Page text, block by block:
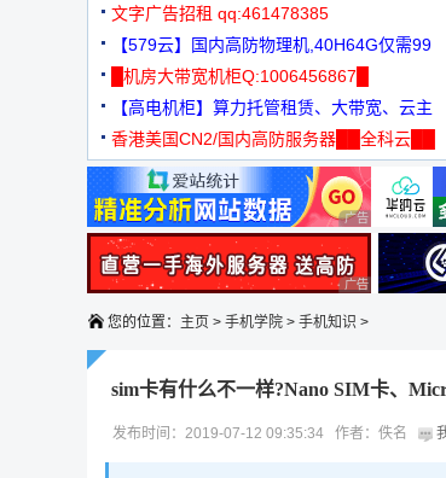
文字广告招租 qq:461478385
【579云】国内高防物理机,40H64G仅需99
元
█机房大带宽机柜Q:1006456867█
【高电机柜】算力托管租赁、大带宽、云主
机
香港美国CN2/国内高防服务器██全科云██
广告 商业广告，
广告 商业广告，
您的位置： 主页 > 手机学院 > 手机知识 >
sim卡有什么不一样?Nano SIM卡、
发布时间：2019-07-12 09:35:34 作者：佚名